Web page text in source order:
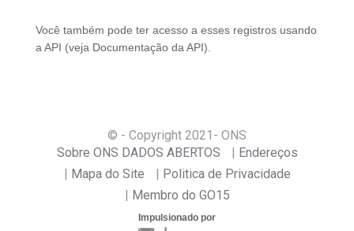
Você também pode ter acesso a esses registros usando
a API (veja Documentação da API ).
© - Copyright 2021 - ONS
Sobre ONS DADOS ABERTOS
Endereços
Mapa do Site
Politica de Privacidade
Membro do GO15
Impulsionado por